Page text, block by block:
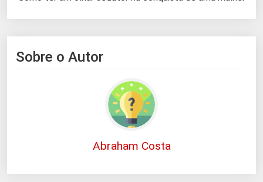
Sobre o Autor
Abraham Costa